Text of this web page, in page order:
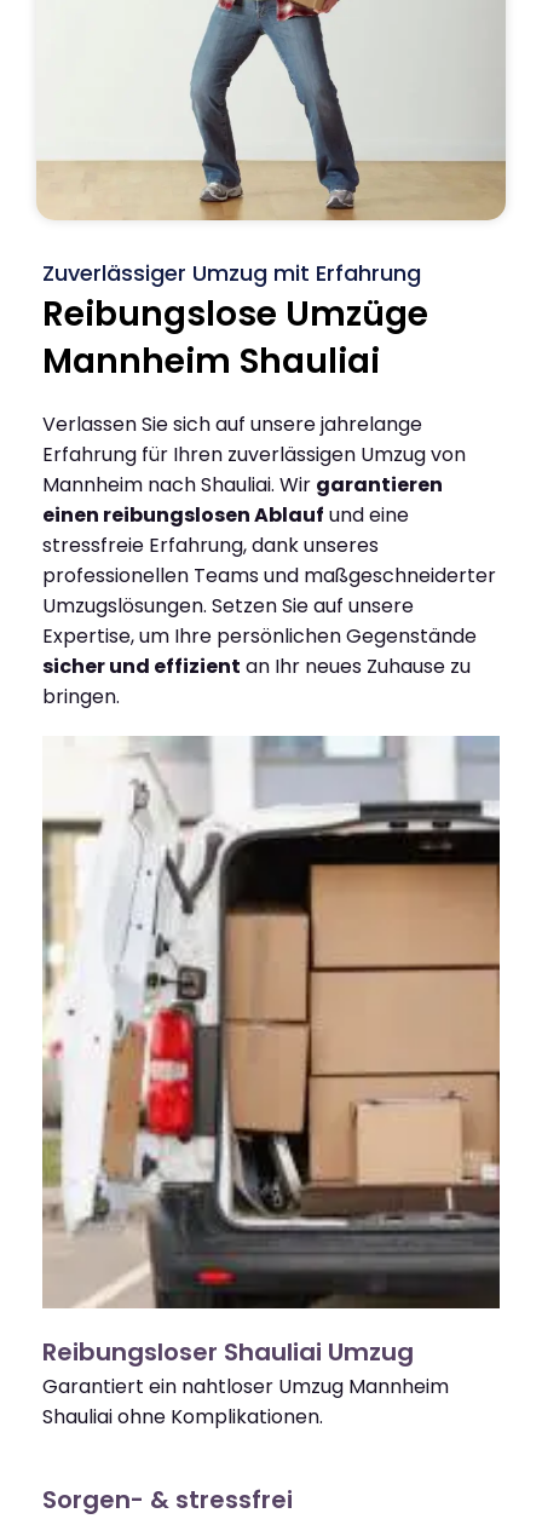
Zuverlässiger Umzug mit Erfahrung
Reibungslose Umzüge
Mannheim Shauliai
Verlassen Sie sich auf unsere jahrelange
Erfahrung für Ihren zuverlässigen Umzug von
Mannheim nach Shauliai. Wir garantieren
einen reibungslosen Ablauf und eine
stressfreie Erfahrung, dank unseres
professionellen Teams und maßgeschneiderter
Umzugslösungen. Setzen Sie auf unsere
Expertise, um Ihre persönlichen Gegenstände
sicher und effizient an Ihr neues Zuhause zu
bringen.
Reibungsloser Shauliai Umzug
Garantiert ein nahtloser Umzug Mannheim
Shauliai ohne Komplikationen.
Sorgen- & stressfrei